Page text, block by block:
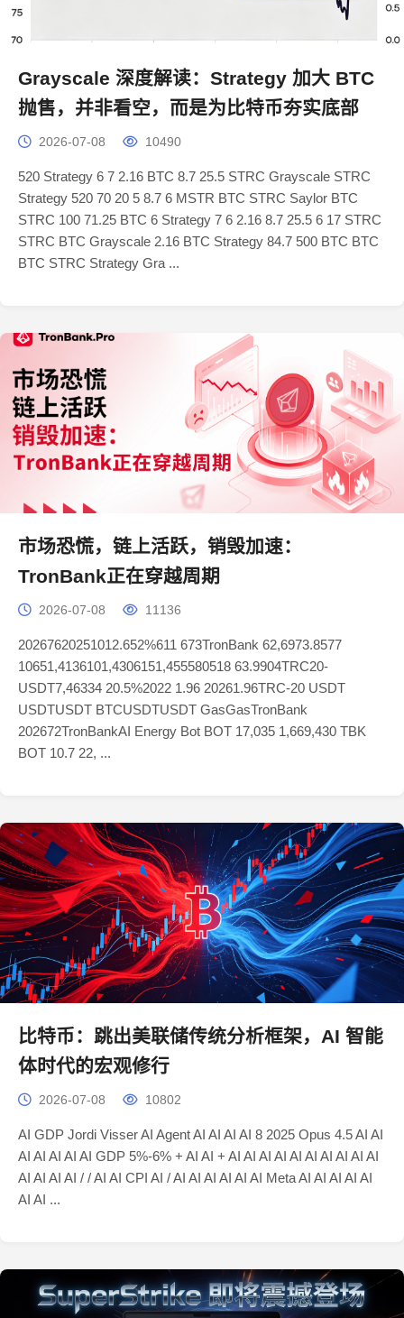
Grayscale 深度解读：Strategy 加大 BTC
抛售，并非看空，而是为比特币夯实底部
2026-07-08 10490
520 Strategy 6 7 2.16 BTC 8.7 25.5 STRC Grayscale STRC
Strategy 520 70 20 5 8.7 6 MSTR BTC STRC Saylor BTC
STRC 100 71.25 BTC 6 Strategy 7 6 2.16 8.7 25.5 6 17 STRC
STRC BTC Grayscale 2.16 BTC Strategy 84.7 500 BTC BTC
BTC STRC Strategy Gra ...
市场恐慌，链上活跃，销毁加速：
TronBank正在穿越周期
2026-07-08 11136
20267620251012.652%611 673TronBank 62,6973.8577
10651,4136101,4306151,455580518 63.9904TRC20-
USDT7,46334 20.5%2022 1.96 20261.96TRC-20 USDT
USDTUSDT BTCUSDTUSDT GasGasTronBank
202672TronBankAI Energy Bot BOT 17,035 1,669,430 TBK
BOT 10.7 22, ...
比特币：跳出美联储传统分析框架，AI 智能
体时代的宏观修行
2026-07-08 10802
AI GDP Jordi Visser AI Agent AI AI AI AI 8 2025 Opus 4.5 AI AI
AI AI AI AI AI GDP 5%-6% + AI AI + AI AI AI AI AI AI AI AI AI AI
AI AI AI AI / / AI AI CPI AI / AI AI AI AI AI AI Meta AI AI AI AI AI
AI AI ...